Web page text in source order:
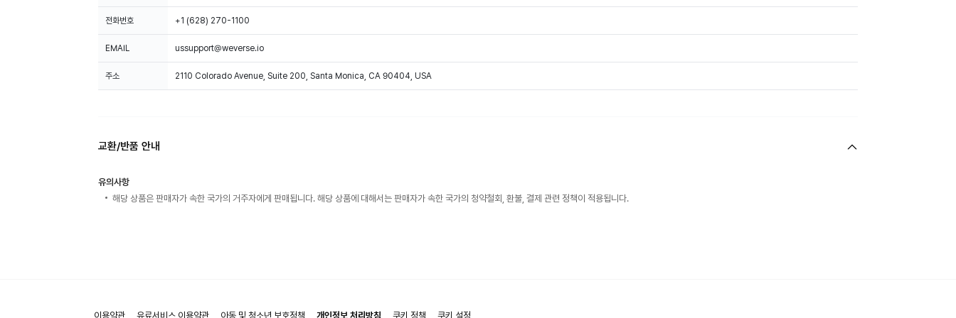
전화번호 +1 (628) 270-1100
EMAIL ussupport@weverse.io
주소 2110 Colorado Avenue, Suite 200, Santa Monica, CA 90404, USA
교환/반품 안내
유의사항
해당 상품은 판매자가 속한 국가의 거주자에게 판매됩니다. 해당 상품에 대해서는 판매자가 속한 국가의 청약철회, 환불, 결제 관련 정책이 적용됩니다.
이용약관 유료서비스 이용약관 아동 및 청소년 보호정책 개인정보 처리방침 쿠키 정책 쿠키 설정